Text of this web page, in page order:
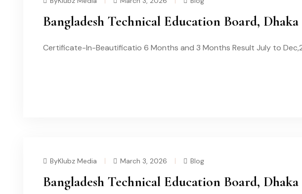
Bangladesh Technical Education Board, Dhaka
Certificate-In-Beautificatio 6 Months and 3 Months Result July to
ByKlubz Media March 3, 2026 Blog
Bangladesh Technical Education Board, Dhaka